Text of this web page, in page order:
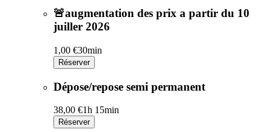
🚨augmentation des prix a partir du 10
juiller 2026
1,00 €30min
Réserver
Dépose/repose semi permanent
38,00 €1h 15min
Réserver